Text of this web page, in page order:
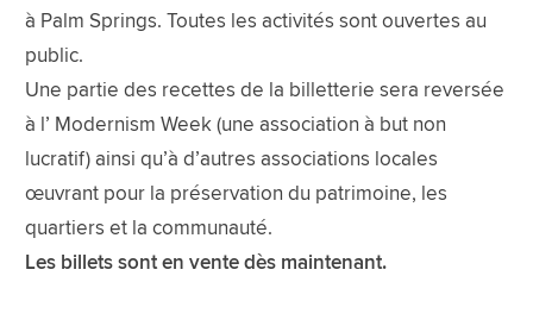
à Palm Springs. Toutes les activités sont ouvertes au
public.
Une partie des recettes de la billetterie sera reversée
à l’ Modernism Week (une association à but non
lucratif) ainsi qu’à d’autres associations locales
œuvrant pour la préservation du patrimoine, les
quartiers et la communauté.
Les billets sont en vente dès maintenant.